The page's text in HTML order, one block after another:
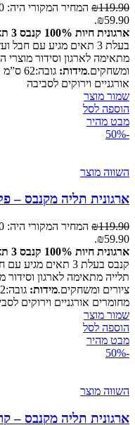
₪119.90 המחיר המקורי היה: ₪119.90.
₪59.90.
ארגונית חיות 100% קנבס 3 תאים - דגם אייל
בעלת 3 תאים מגיע עם
מתאימה לארגון וסידור
ומשחקים.מידות:
אורגניים וירוקים לסביבה
שמור מוצר
הוספה לסל
מבט מהיר
-50%
השווה מוצר
ארגונית תליה מקנבס –
₪119.90 המחיר המקורי היה: ₪119.90.
₪59.90.
ארגונית חיות 100% קנבס 3 תאים - דגם פלמינגו
קנבס בעלת 3 תאים
תלייה מתאימה לארגון
ציורים ומשחקים.מידות:
מחומרים אורגניים וירוקים
שמור מוצר
הוספה לסל
מבט מהיר
-50%
השווה מוצר
ארגונית תליה מקנבס –